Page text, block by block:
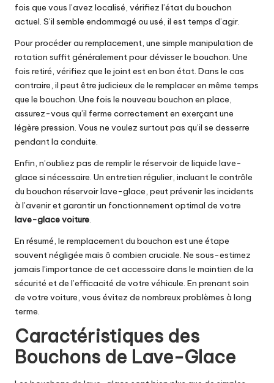
fois que vous l’avez localisé, vérifiez l’état du bouchon
actuel. S’il semble endommagé ou usé, il est temps d’agir.
Pour procéder au remplacement, une simple manipulation de
rotation suffit généralement pour dévisser le bouchon. Une
fois retiré, vérifiez que le joint est en bon état. Dans le cas
contraire, il peut être judicieux de le remplacer en même temps
que le bouchon. Une fois le nouveau bouchon en place,
assurez-vous qu’il ferme correctement en exerçant une
légère pression. Vous ne voulez surtout pas qu’il se desserre
pendant la conduite.
Enfin, n’oubliez pas de remplir le réservoir de liquide lave-
glace si nécessaire. Un entretien régulier, incluant le contrôle
du bouchon réservoir lave-glace, peut prévenir les incidents
à l’avenir et garantir un fonctionnement optimal de votre
lave-glace voiture.
En résumé, le remplacement du bouchon est une étape
souvent négligée mais ô combien cruciale. Ne sous-estimez
jamais l’importance de cet accessoire dans le maintien de la
sécurité et de l’efficacité de votre véhicule. En prenant soin
de votre voiture, vous évitez de nombreux problèmes à long
terme.
Caractéristiques des
Bouchons de Lave-Glace